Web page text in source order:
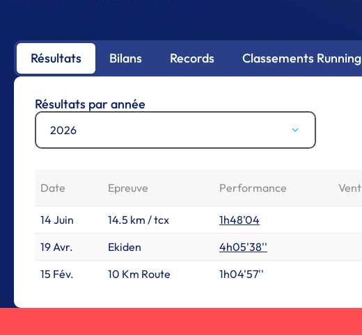
Résultats Bilans Records Classements Running
Résultats par année
2026
Date Epreuve Performance Vent
14 Juin 14.5 km / tcx 1h48'04
19 Avr.
Ekiden 4h05'38''
15 Fév.
10 Km Route 1h04'57''